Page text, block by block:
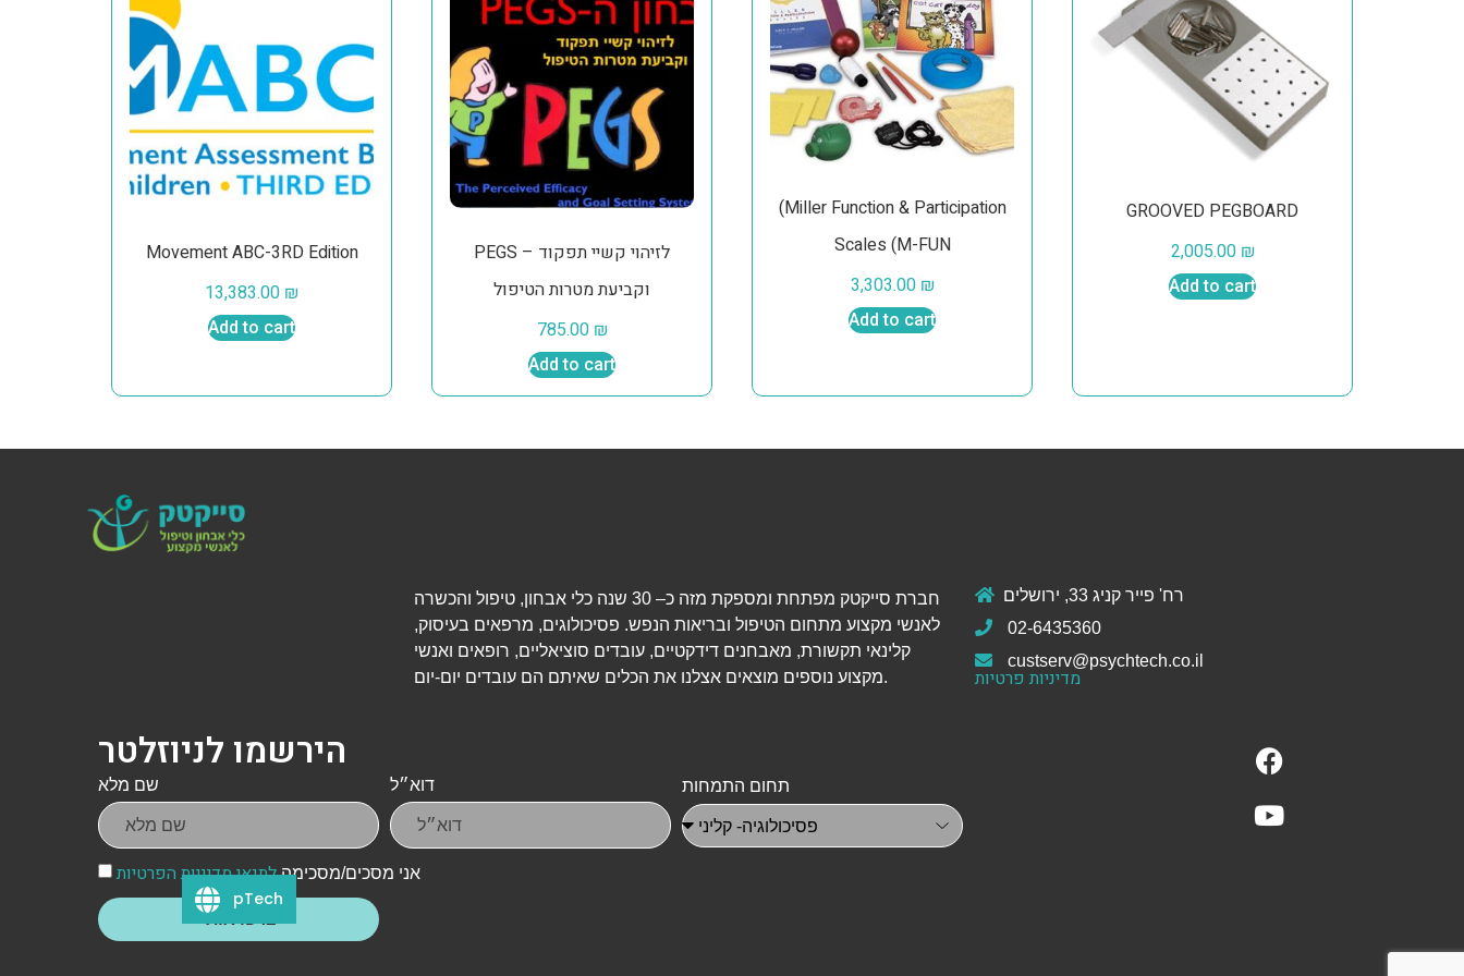
Movement ABC-3RD Edition
13,383.00 ₪
Add to cart
PEGS – לזיהוי קשיי תפקוד
וקביעת מטרות הטיפול
785.00 ₪
Add to cart
(Miller Function & Participation
Scales (M-FUN
3,303.00 ₪
Add to cart
GROOVED PEGBOARD
2,005.00 ₪
Add to cart
רח' פייר קניג 33, ירושלים
02-6435360
custserv@psychtech.co.il
מדיניות פרטיות
חברת סייקטק מפתחת ומספקת מזה כ– 30 שנה כלי אבחון, טיפול והכשרה
לאנשי מקצוע מתחום הטיפול ובריאות הנפש. פסיכולוגים, מרפאים בעיסוק,
קלינאי תקשורת, מאבחנים דידקטיים, עובדים סוציאליים, רופאים ואנשי
מקצוע נוספים מוצאים אצלנו את הכלים שאיתם הם עובדים יום-יום.
הירשמו לניוזלטר
שם מלא דוא״ל תחום התמחות
אני מסכים/מסכימהלתנאי מדיניות הפרטיות
צרפו אותי
pTech